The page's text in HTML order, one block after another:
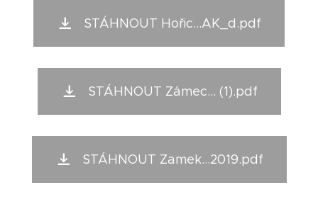
STÁHNOUT Hořic...AK_d.pdf
STÁHNOUT Zámec... (1).pdf
STÁHNOUT Zamek...2019.pdf